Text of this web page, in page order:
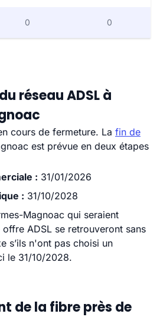
0 0
réseau ADSL à
cours de fermeture. La fin de
est prévue en deux étapes
: 31/01/2026
: 31/10/2028
Magnoac qui seraient
offre ADSL se retrouveront sans
s’ils n'ont pas choisi un
le 31/10/2028.
de la fibre près de